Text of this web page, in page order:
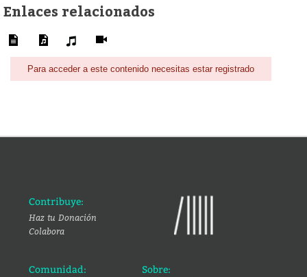
Enlaces relacionados
Para acceder a este contenido necesitas estar registrado
Contribuye:
Haz tu Donación
Colabora
Comunidad: Sobre: